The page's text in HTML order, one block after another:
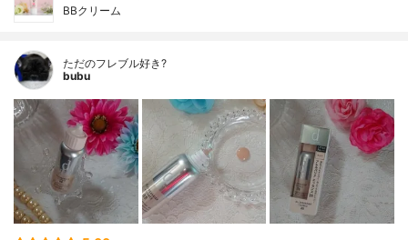
BBクリーム
ただのフレブル好き?
bubu